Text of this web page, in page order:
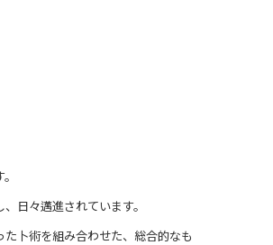
日々邁進されています。
卜術を組み合わせた、総合的なも